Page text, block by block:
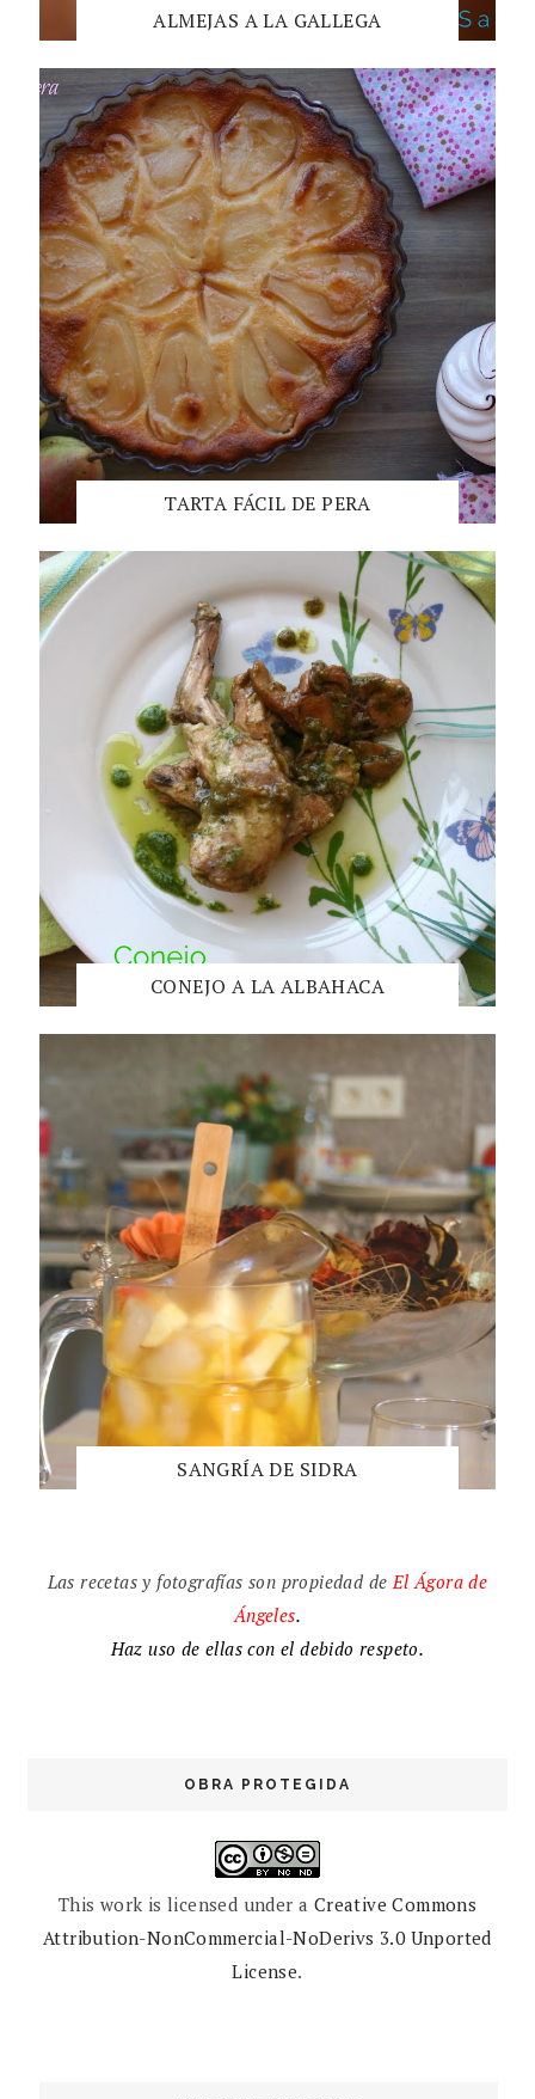
ALMEJAS A LA GALLEGA
TARTA FÁCIL DE PERA
CONEJO A LA ALBAHACA
SANGRÍA DE SIDRA
Las recetas y fotografías son propiedad de ElÁgora de
Ángeles.
Haz uso de ellas con el debido respeto.
OBRA PROTEGIDA
This work is licensed under a Creative Commons
Attribution-NonCommercial-NoDerivs 3.0 Unported
License.